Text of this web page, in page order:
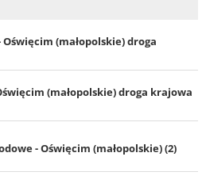
(małopolskie) droga
(małopolskie) droga krajowa
- Oświęcim (małopolskie) (2)